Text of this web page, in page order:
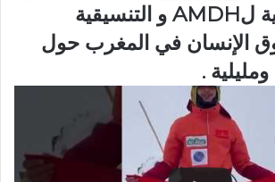
الندوة الصحفية لAMDH و التنسيقية
الإنسان في المغرب حول
.